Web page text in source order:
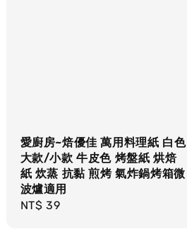
愛廚房~焙優佳 萬用料理紙 白色
大款/小款 牛皮色 烤盤紙 烘焙
紙 炊蒸 抗黏 煎烤 氣炸鍋烤箱微
波爐適用
Regular
NT$ 39